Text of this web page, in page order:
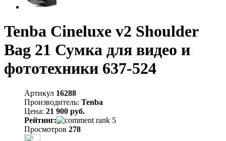
Tenba Cineluxe v2 Shoulder
Bag 21 Сумка для видео и
фототехники 637-524
Артикул 16288
Производитель: Tenba
Цена: 21 900 руб.
Рейтинг:
Просмотров 278